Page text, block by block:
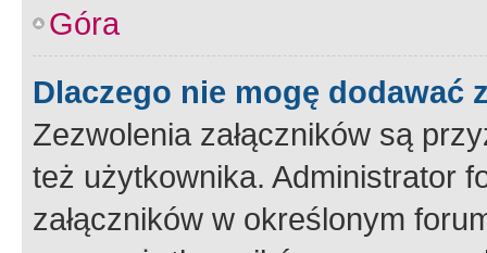
Góra
Dlaczego nie mogę dodawać
Zezwolenia załączników są
też użytkownika. Administrator
załączników w określonym